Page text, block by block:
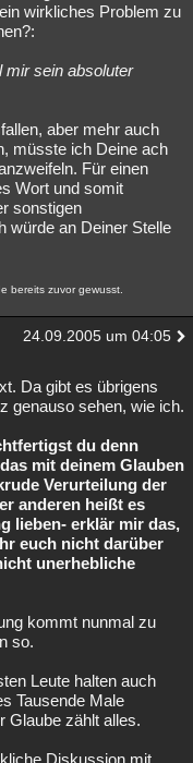
wirkliches Problem zu
mir sein absoluter
aber mehr auch
müsste ich Deine ach
Für einen
Wort und somit
sonstigen
würde an Deiner Stelle
bereits zuvor gewusst.
24.09.2005 um 04:05
Da gibt es übrigens
genauso sehen, wie ich.
du denn
mit deinem Glauben
Verurteilung der
anderen heißt es
lieben- erklär mir das,
euch nicht darüber
unerhebliche
kommt nunmal zu
so.
Leute halten auch
Tausende Male
Glaube zählt alles.
Diskussion mit